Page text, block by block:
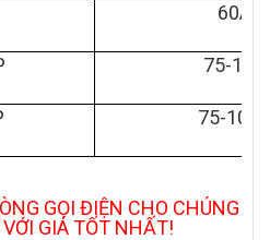
60A
75-100
75-100A
GỌI ĐIỆN CHO CHÚNG
GIÁ TỐT NHẤT!